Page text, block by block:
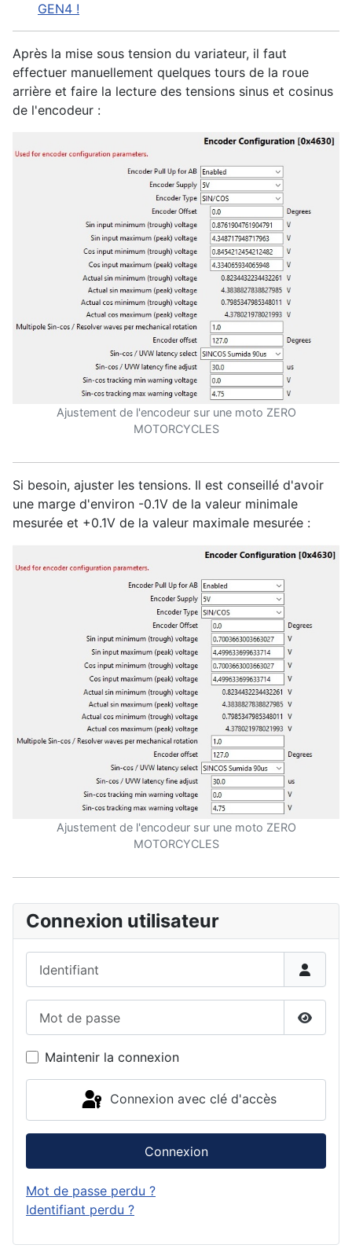
Connexion utilisateur
Maintenir la connexion
Connexion avec clé d'accès
Connexion
Mot de passe perdu ?
Identifiant perdu ?
GEN4 !
Après la mise sous tension du variateur, il faut
effectuer manuellement quelques tours de la roue
arrière et faire la lecture des tensions sinus et cosinus
de l'encodeur :
Ajustement de l'encodeur sur une moto ZERO
MOTORCYCLES
Si besoin, ajuster les tensions. Il est conseillé d'avoir
une marge d'environ -0.1V de la valeur minimale
mesurée et +0.1V de la valeur maximale mesurée :
Ajustement de l'encodeur sur une moto ZERO
MOTORCYCLES